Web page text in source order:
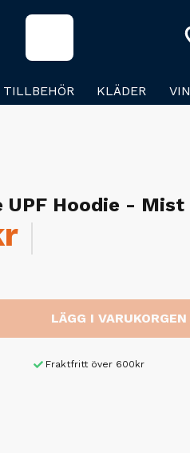
TILLBEHÖR KLÄDER
UPF Hoodie - Mist
LÄGG I VARUKORGEN
Fraktfritt över 600kr